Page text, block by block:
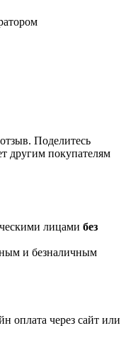
Поделитесь
другим покупателям
лицами без
и безналичным
оплата через сайт или